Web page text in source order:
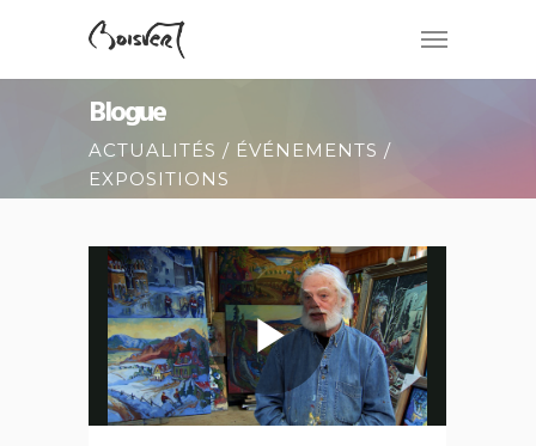
Blogue
ACTUALITÉS / ÉVÉNEMENTS /
EXPOSITIONS